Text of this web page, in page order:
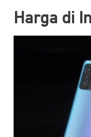
Harga di